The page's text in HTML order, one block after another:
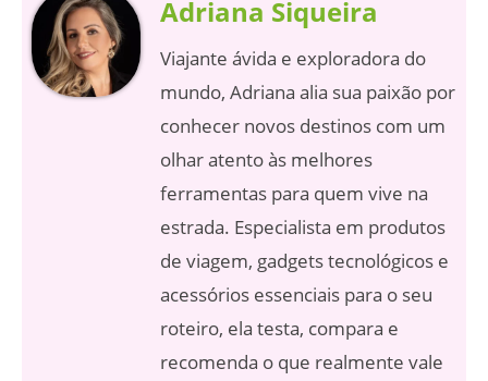
Adriana Siqueira
Viajante ávida e exploradora do
mundo, Adriana alia sua paixão por
conhecer novos destinos com um
olhar atento às melhores
ferramentas para quem vive na
estrada. Especialista em produtos
de viagem, gadgets tecnológicos e
acessórios essenciais para o seu
roteiro, ela testa, compara e
recomenda o que realmente vale